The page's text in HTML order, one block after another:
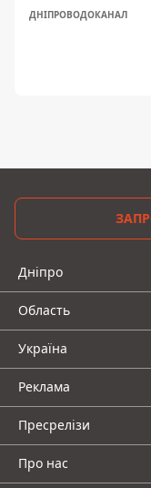
ДНІПРОВОДОКАНАЛ
Дніпро
Область
Україна
Реклама
Пресрелізи
Про нас